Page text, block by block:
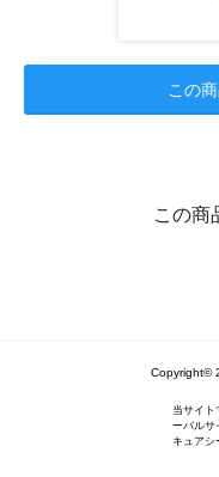
この
この商
Copyright©
当サイト
ーバルサ
キュアシ